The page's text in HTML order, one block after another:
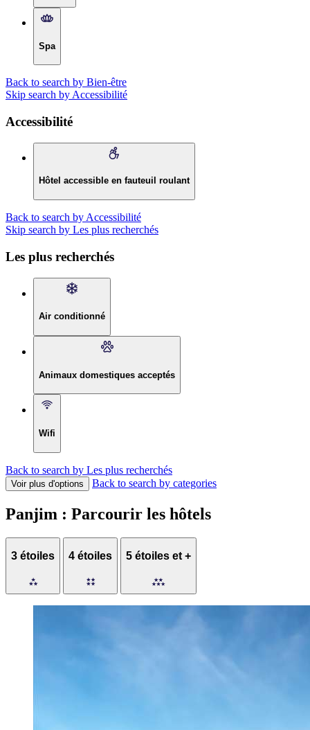
Spa
Back to search by Bien-être
Skip search by Accessibilité
Accessibilité
Hôtel accessible en fauteuil roulant
Back to search by Accessibilité
Skip search by Les plus recherchés
Les plus recherchés
Air conditionné
Animaux domestiques acceptés
Wifi
Back to search by Les plus recherchés
Voir plus d'options Back to search by categories
Panjim : Parcourir les hôtels
3 étoiles 4 étoiles 5 étoiles et +